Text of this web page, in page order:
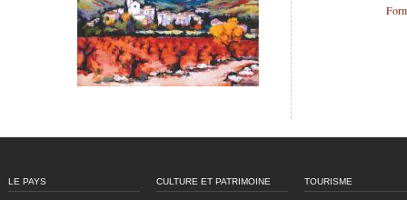
LE PAYS CULTURE ET PATRIMOINE TOURISME